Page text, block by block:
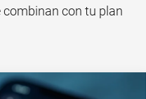
combinan con tu plan